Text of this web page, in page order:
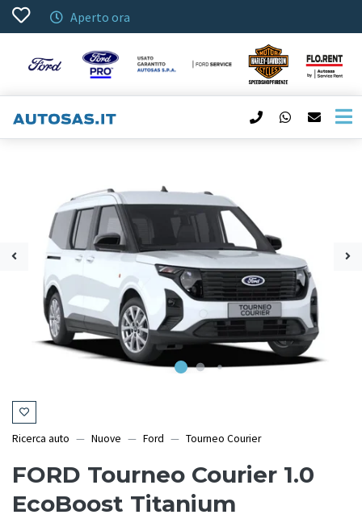
Aperto ora
Ricerca auto Nuove Ford Tourneo Courier
FORD Tourneo Courier 1.0
EcoBoost Titanium